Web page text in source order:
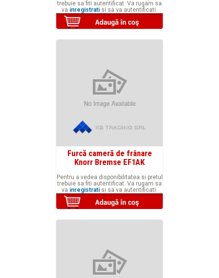
trebuie sa fiti autentificat. Va rugam sa
va inregistrati si sa va autentificati.
Furcă cameră de frânare
Knorr Bremse EF1AK
Pentru a vedea disponibilitatea si pretul
trebuie sa fiti autentificat. Va rugam sa
va inregistrati si sa va autentificati.